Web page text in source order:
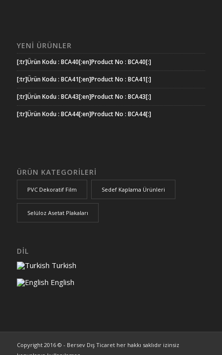
YENI ÜRÜNLER
[:tr]Ürün Kodu : BCA40[:en]Product No : BCA40[:]
[:tr]Ürün Kodu : BCA41[:en]Product No : BCA41[:]
[:tr]Ürün Kodu : BCA43[:en]Product No : BCA43[:]
[:tr]Ürün Kodu : BCA44[:en]Product No : BCA44[:]
ÜRÜN KATEGORİLERİ
PVC Dekoratif Film Sedef Kaplama Ürünleri
Selüloz Asetat Plakaları
DİL
Turkish
English
Copyright 2016 © - Bersev Dış Ticaret her hakkı saklıdır izinsiz